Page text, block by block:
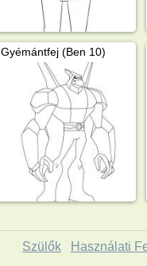
Gyémántfej (Ben 10)
Szülők Használati